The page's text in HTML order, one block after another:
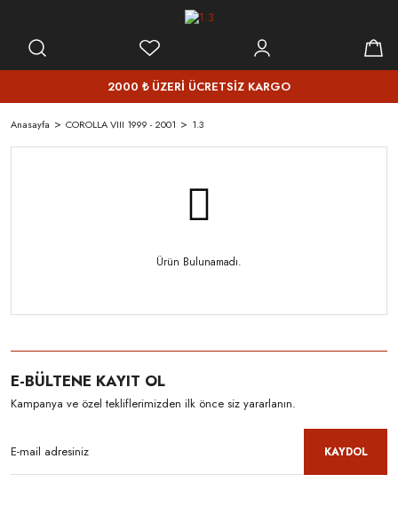
2000 ₺ ÜZERİ ÜCRETSİZ KARGO
Anasayfa COROLLA VIII 1999 - 2001 1.3
Ürün Bulunamadı.
E-BÜLTENE KAYIT OL
Kampanya ve özel tekliflerimizden ilk önce siz yararlanın.
KAYDOL